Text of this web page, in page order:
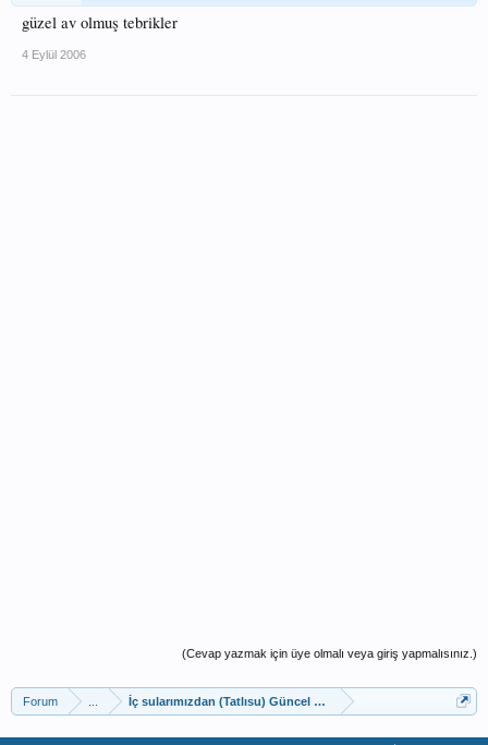
güzel av olmuş tebrikler
4 Eylül 2006
(Cevap yazmak için üye olmalı veya giriş yapmalısınız.)
Forum İç sularımızdan (Tatlısu) Güncel Av Raporları